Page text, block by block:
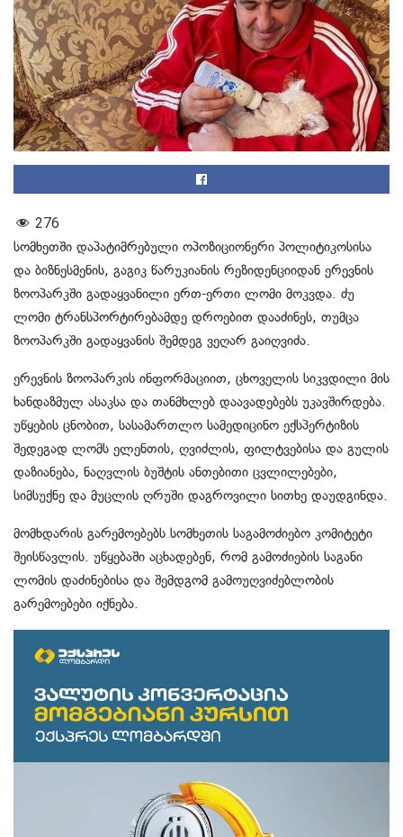
276
სომხეთში დაპატიმრებული ოპოზიციონერი პოლიტიკოსისა
და ბიზნესმენის, გაგიკ წარუკიანის რეზიდენციიდან ერევნის
ზოოპარკში გადაყვანილი ერთ-ერთი ლომი მოკვდა. ძუ
ლომი ტრანსპორტირებამდე დროებით დააძინეს, თუმცა
ზოოპარკში გადაყვანის შემდეგ ვეღარ გაიღვიძა.
ერევნის ზოოპარკის ინფორმაციით, ცხოველის სიკვდილი მის
ხანდაზმულ ასაკსა და თანმხლებ დაავადებებს უკავშირდება.
უწყების ცნობით, სასამართლო სამედიცინო ექსპერტიზის
შედეგად ლომს ელენთის, ღვიძლის, ფილტვებისა და გულის
დაზიანება, ნაღვლის ბუშტის ანთებითი ცვლილებები,
სიმსუქნე და მუცლის ღრუში დაგროვილი სითხე დაუდგინდა.
მომხდარის გარემოებებს სომხეთის საგამოძიებო კომიტეტი
შეისწავლის. უწყებაში აცხადებენ, რომ გამოძიების საგანი
ლომის დაძინებისა და შემდგომ გამოუღვიძებლობის
გარემოებები იქნება.